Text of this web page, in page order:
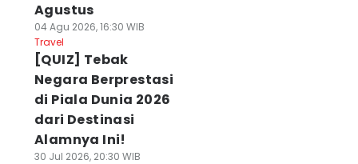
Agustus
04 Agu 2026, 16:30 WIB
Travel
[QUIZ] Tebak
Negara Berprestasi
di Piala Dunia 2026
dari Destinasi
Alamnya Ini!
30 Jul 2026, 20:30 WIB